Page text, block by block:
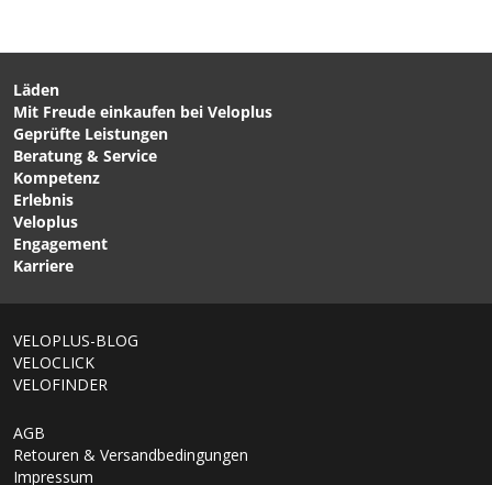
CHF 16.90
SCHWALBE FATBIKE
Schlauch schwarz von
SCHWALBE
CHF 6.90
Läden
Mit Freude einkaufen bei Veloplus
Geprüfte Leistungen
Beratung & Service
Kompetenz
Erlebnis
Veloplus
Engagement
Karriere
VELOPLUS-BLOG
VELOCLICK
VELOFINDER
AGB
Retouren & Versandbedingungen
Impressum